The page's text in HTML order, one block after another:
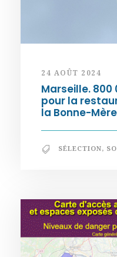
24 AOÛT 2024
Marseille.
pour la
la Bonne-Mère
SÉLECTION,